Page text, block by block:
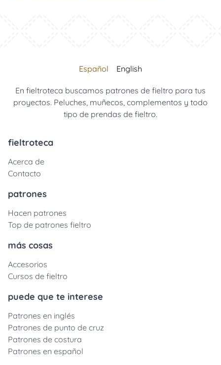
Español English
En fieltroteca buscamos patrones de fieltro para tus
proyectos. Peluches, muñecos, complementos y todo
tipo de prendas de fieltro.
fieltroteca
Acerca de
Contacto
patrones
Hacen patrones
Top de patrones fieltro
más cosas
Accesorios
Cursos de fieltro
puede que te interese
Patrones en inglés
Patrones de punto de cruz
Patrones de costura
Patrones en español